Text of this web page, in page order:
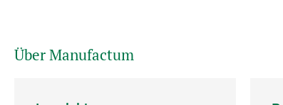
Über Manufactum